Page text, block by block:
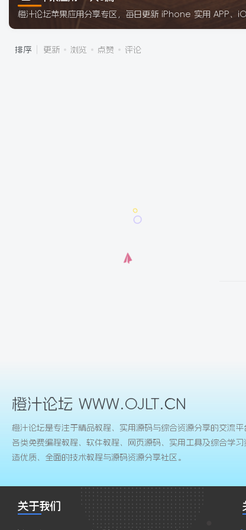
橙汁论坛苹果应用分享专区，每日更新 iPhone 实用 APP、
排序 更新 浏览 点赞 评论
橙汁论坛 WWW.OJLT.CN
橙汁论坛是专注于精品教程、实用源码与综合资源分享的交流平
各类免费编程教程、软件教程、网页源码、实用工具及综合学
造优质、全面的技术教程与源码资源分享社区。
关于我们